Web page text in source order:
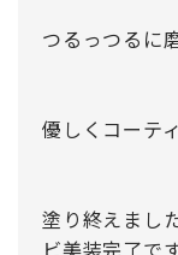
つるっつるに
優しくコーテ
塗り終えまし
ビ美装完了で